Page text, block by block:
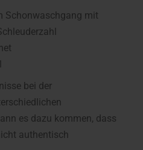
Schonwaschgang mit
bei der
es dazu kommen, dass
authentisch